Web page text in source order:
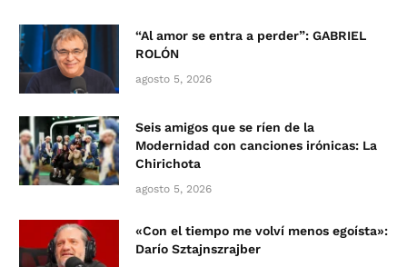
“Al amor se entra a perder”: GABRIEL
ROLÓN
agosto 5, 2026
Seis amigos que se ríen de la
Modernidad con canciones irónicas: La
Chirichota
agosto 5, 2026
«Con el tiempo me volví menos egoísta»:
Darío Sztajnszrajber